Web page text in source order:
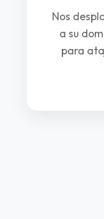
Nos
a su
para